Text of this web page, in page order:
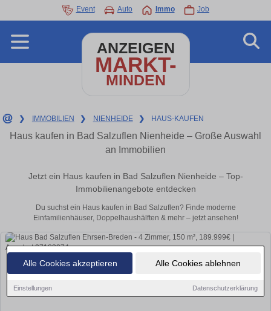
Alle Cookies akzeptieren Alle Cookies ablehnen
Einstellungen Datenschutzerklärung
Event Auto Immo Job
ANZEIGEN
MARKT-
MINDEN
❯ IMMOBILIEN ❯ NIENHEIDE ❯ HAUS-KAUFEN
Haus kaufen in Bad Salzuflen Nienheide – Große Auswahl
an Immobilien
Jetzt ein Haus kaufen in Bad Salzuflen Nienheide – Top-
Immobilienangebote entdecken
Du suchst ein Haus kaufen in Bad Salzuflen? Finde moderne
Einfamilienhäuser, Doppelhaushälften & mehr – jetzt ansehen!